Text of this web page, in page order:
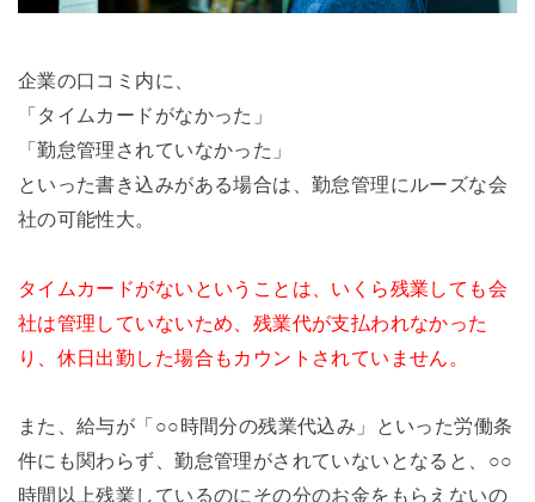
企業の口コミ内に、
「タイムカードがなかった」
「勤怠管理されていなかった」
といった書き込みがある場合は、勤怠管理にルーズな会
社の可能性大。
タイムカードがないということは、いくら残業しても会
社は管理していないため、残業代が支払われなかった
り、休日出勤した場合もカウントされていません。
また、給与が「○○時間分の残業代込み」といった労働条
件にも関わらず、勤怠管理がされていないとなると、○○
時間以上残業しているのにその分のお金をもらえないの